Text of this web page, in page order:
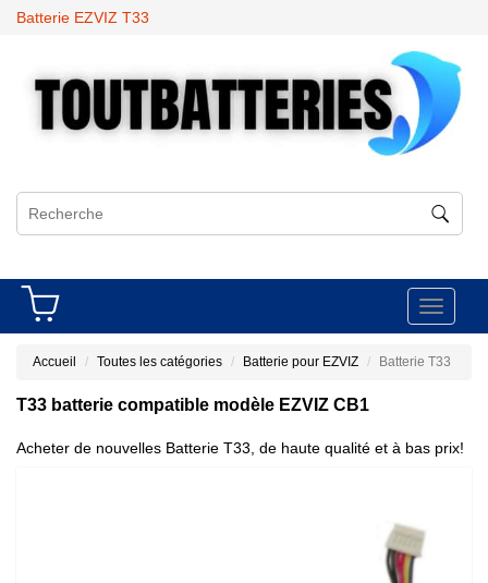
Batterie EZVIZ T33
Toggle
Accueil Toutes les catégories Batterie pour EZVIZ Batterie T33
T33 batterie compatible modèle EZVIZ CB1
Acheter de nouvelles Batterie T33, de haute qualité et à bas prix!